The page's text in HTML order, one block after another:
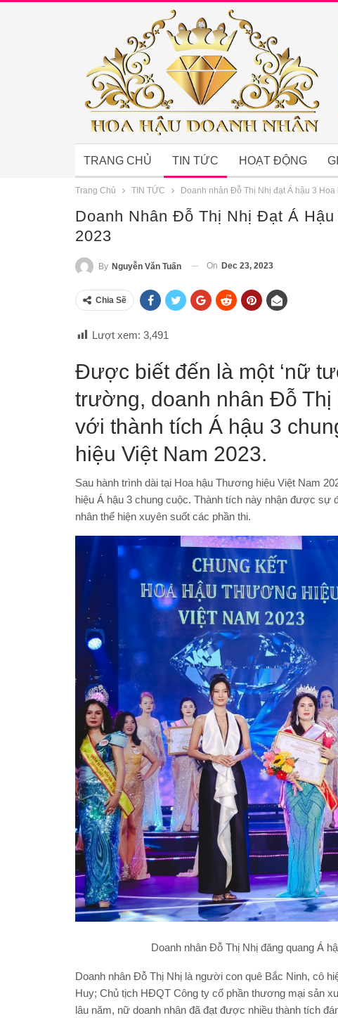
TRANG CHỦ TIN TỨC HOẠT ĐỘNG
Trang Chủ TIN TỨC Doanh nhân Đỗ Thị Nhị đạt Á hậu 3
Doanh Nhân Đỗ Thị Nhị Đạt Á
2023
By Nguyễn Văn Tuấn On Dec 23, 2023
Chia Sẽ
Lượt xem: 3,491
Được biết đến là một ‘nữ
trường, doanh nhân Đỗ
với thành tích Á hậu 3
hiệu Việt Nam 2023.
Sau hành trình dài tại Hoa hậu Thương hiệu Việt Nam
hiệu Á hậu 3 chung cuộc. Thành tích này nhận được
nhân thể hiện xuyên suốt các phần thi.
Doanh nhân Đỗ Thị Nhị đăng quang Á
Doanh nhân Đỗ Thị Nhị là người con quê Bắc Ninh, cô
Huy; Chủ tịch HĐQT Công ty cổ phần thương mại sản
lâu năm, nữ doanh nhân đã đạt được nhiều thành tích